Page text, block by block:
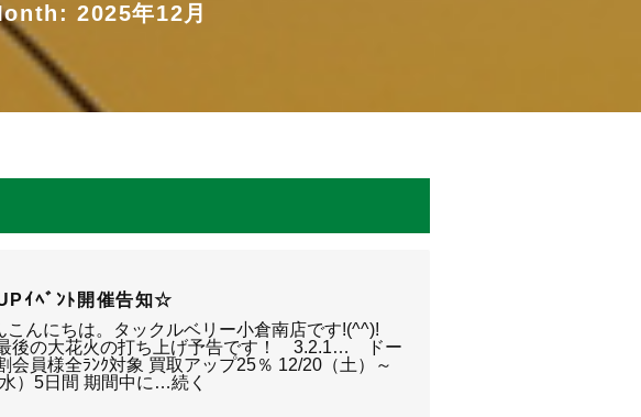
2025年12月
ｲﾍﾞﾝﾄ開催告知☆
こんにちは。タックルベリー小倉南店です!(^^)!
後の大花火の打ち上げ予告です！ 3.2.1… ドー
会員様全ﾗﾝｸ対象 買取アップ25％ 12/20（土）～
）5日間 期間中に…続く